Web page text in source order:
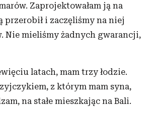
Zaprojektowałam ją na
przerobił i zaczęliśmy na niej
Nie mieliśmy żadnych gwarancji,
latach, mam trzy łodzie.
z którym mam syna,
na stałe mieszkając na Bali.